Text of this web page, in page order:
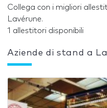
Collega con i migliori
Lavérune.
1 allestitori disponibili
Aziende di stand a